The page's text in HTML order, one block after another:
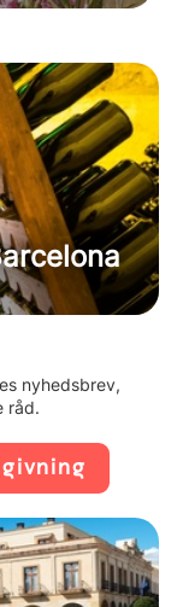
nyhedsbrev,
råd.